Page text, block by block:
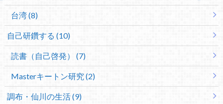
台湾 (8)
自己研鑽する (10)
読書（自己啓発） (7)
Masterキートン研究 (2)
調布・仙川の生活 (9)